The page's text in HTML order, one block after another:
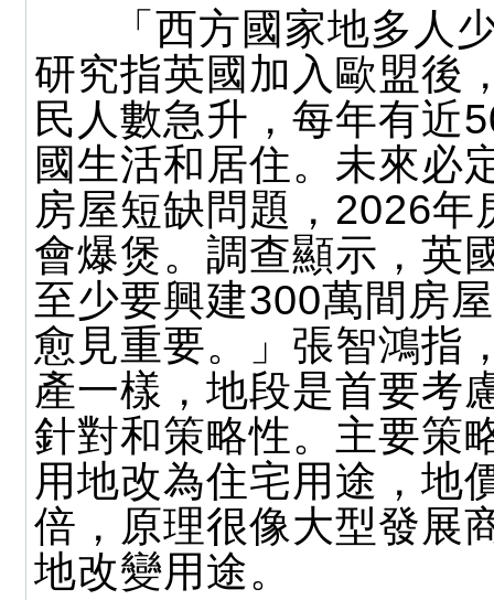
「西方國家地多人
研究指英國加入歐盟後
民人數急升，每年有近
國生活和居住。未來必
房屋短缺問題，2026年
會爆煲。調查顯示，英
至少要興建300萬間房
愈見重要。」張智鴻指
產一樣，地段是首要考
針對和策略性。主要策
用地改為住宅用途，地
倍，原理很像大型發展
地改變用途。